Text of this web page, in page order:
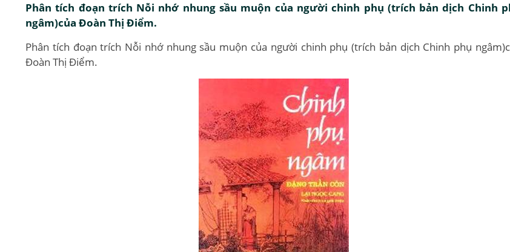
Phân tích đoạn trích Nỗi nhớ nhung sầu muộn của người chinh phụ (trích bản dịch Chinh
ngâm)của Đoàn Thị Điểm.
Phân tích đoạn trích Nỗi nhớ nhung sầu muộn của người chinh phụ (trích bản dịch Chinh phụ
Đoàn Thị Điểm.